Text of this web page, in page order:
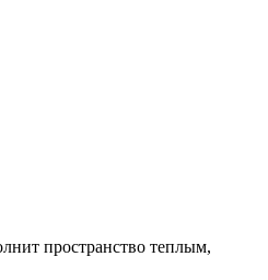
пространство теплым,